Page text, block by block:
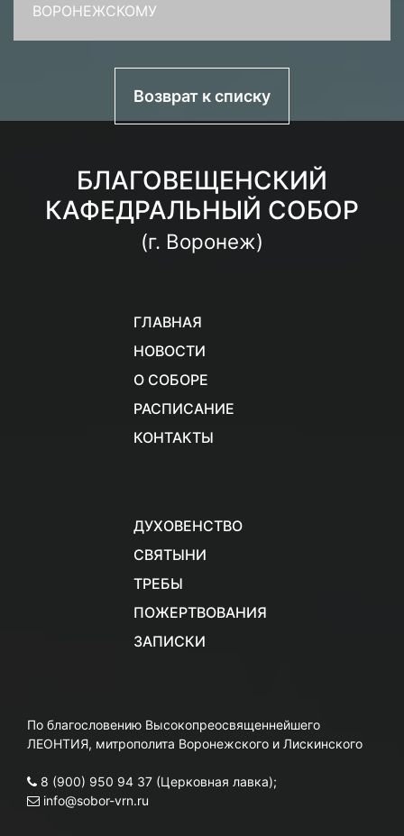
ВОРОНЕЖСКОМУ
Возврат к списку
БЛАГОВЕЩЕНСКИЙ
КАФЕДРАЛЬНЫЙ СОБОР
(г. Воронеж)
ГЛАВНАЯ
НОВОСТИ
О СОБОРЕ
РАСПИСАНИЕ
КОНТАКТЫ
ДУХОВЕНСТВО
СВЯТЫНИ
ТРЕБЫ
ПОЖЕРТВОВАНИЯ
ЗАПИСКИ
По благословению Высокопреосвященнейшего
ЛЕОНТИЯ, митрополита Воронежского и Лискинского
8 (900) 950 94 37 (Церковная лавка);
info@sobor-vrn.ru